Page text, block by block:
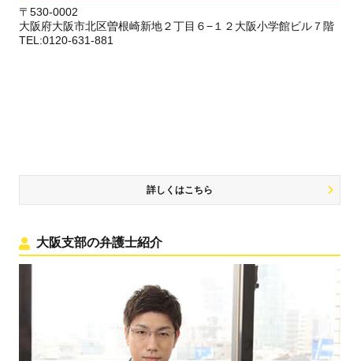
〒530-0002
大阪府大阪市北区曽根崎新地２丁目６−１２大阪小学館ビル７階
TEL:0120-631-881
詳しくはこちら
大阪支部の弁護士紹介